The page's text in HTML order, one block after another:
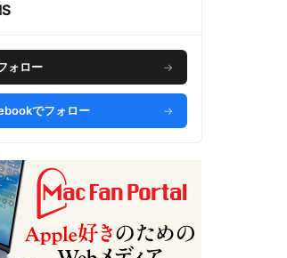
ォロー →
でフォロー →